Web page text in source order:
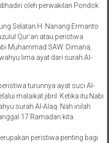
oleh perwakilan Pondok
Selatan H. Nanang Ermanto
Qur’an atau peristiwa
Muhammad SAW. Dimana,
lima ayat dari surah Al-
turunnya ayat suci Al-
malaikat jibril. Ketika itu Nabi
surah Al-Alaq. Nah inilah
17 Ramadan kita
peristiwa penting bagi